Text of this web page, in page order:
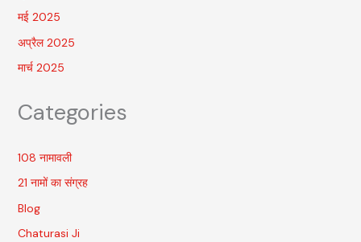
मई 2025
अप्रैल 2025
मार्च 2025
Categories
108 नामावली
21 नामों का संग्रह
Blog
Chaturasi Ji